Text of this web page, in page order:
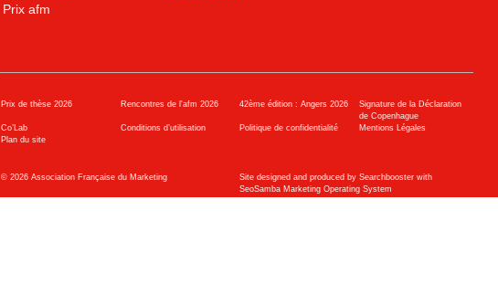
Prix afm
Prix de thèse 2026 Rencontres de l'afm 2026 42ème édition : Angers 2026
Signature de la Déclaration
de Copenhague
Co’Lab
Conditions d’utilisation Politique de confidentialité
Mentions Légales
Plan du site
© 2026Association Française du Marketing
Site designed and produced by Searchbooster with
SeoSamba Marketing Operating System